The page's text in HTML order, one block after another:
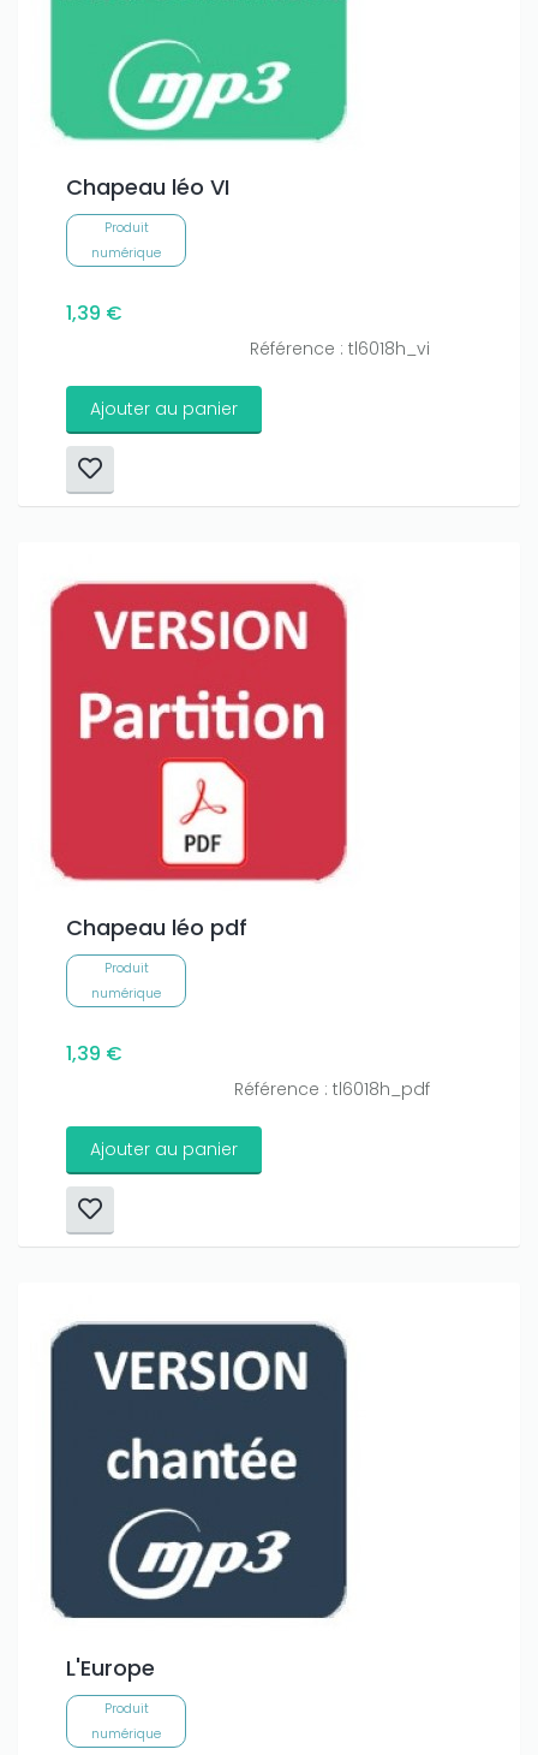
Chapeau léo VI
Produit
numérique
1,39 €
Référence : tl6018h_vi
Ajouter au panier
Chapeau léo pdf
Produit
numérique
1,39 €
Référence : tl6018h_pdf
Ajouter au panier
L'Europe
Produit
numérique
Only play at Joo casinoif you really want to win a huge
amount on your credits!